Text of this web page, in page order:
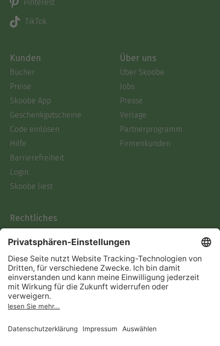
Pinterest
TikTok
Kunden
Bücher
Preise
Skoobe App
Geschenkgutscheine
Code einlösen
Hilfe
Barrierefreiheit
Login
Skoobe liest
Über uns
Über Skoobe
Jobs
Presse
Verlage
Partnerprogramm
Firmenkunden
Rechtliches
AGB
Informationen nach Data
Act
Verträge hier kündigen
Impressum